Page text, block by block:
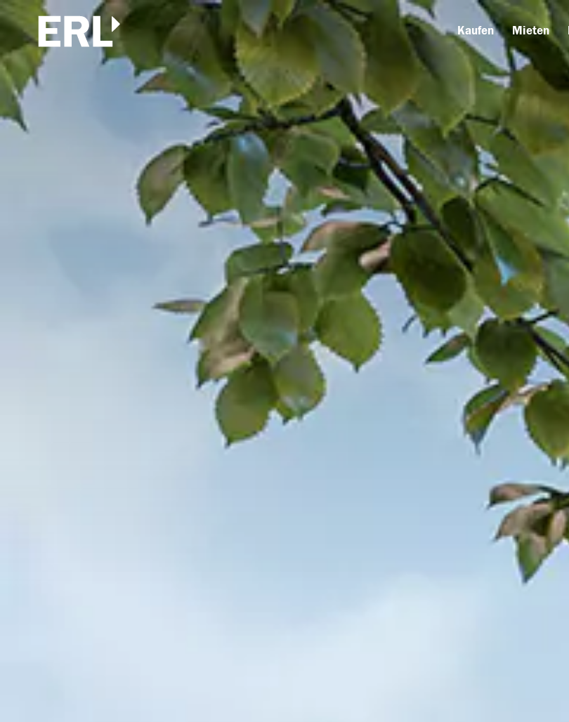
Kaufen Mieten